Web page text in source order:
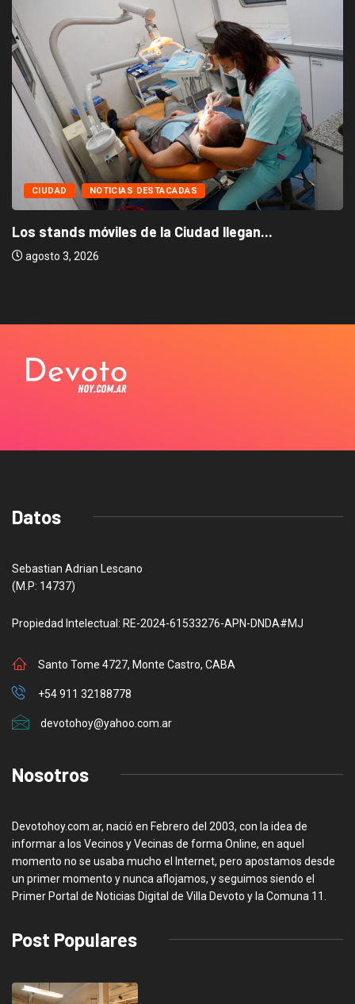
CIUDAD NOTICIAS DESTACADAS
Los stands móviles de la Ciudad llegan...
agosto 3, 2026
Datos
Sebastian Adrian Lescano
(M.P: 14737)
Propiedad Intelectual: RE-2024-61533276-APN-DNDA#MJ
Santo Tome 4727, Monte Castro, CABA
+54 911 32188778
devotohoy@yahoo.com.ar
Nosotros
Devotohoy.com.ar, nació en Febrero del 2003, con la idea de
informar a los Vecinos y Vecinas de forma Online, en aquel
momento no se usaba mucho el Internet, pero apostamos desde
un primer momento y nunca aflojamos, y seguimos siendo el
Primer Portal de Noticias Digital de Villa Devoto y la Comuna 11.
Post Populares